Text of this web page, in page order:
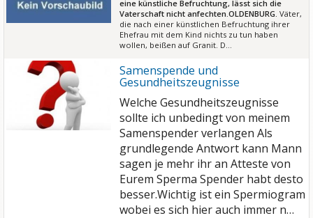
eine künstliche Befruchtung, lässt sich die
Vaterschaft nicht anfechten.OLDENBURG. Väter,
die nach einer künstlichen Befruchtung ihrer
Ehefrau mit dem Kind nichts zu tun haben
wollen, beißen auf Granit. D…
Samenspende und
Gesundheitszeugnisse
Welche Gesundheitszeugnisse
sollte ich unbedingt von meinem
Samenspender verlangen Als
grundlegende Antwort kann Mann
sagen je mehr ihr an Atteste von
Eurem Sperma Spender habt desto
besser.Wichtig ist ein Spermiogram
wobei es sich hier auch immer n…